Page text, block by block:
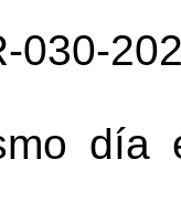
030-
día